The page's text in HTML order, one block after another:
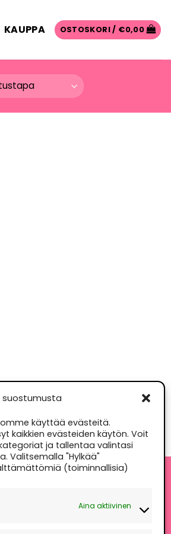
suostumusta
käyttää evästeitä.
kaikkien evästeiden käytön. Voit
ja tallentaa valintasi
Valitsemalla "Hylkää"
(toiminnallisia)
Aina aktiivinen
KAUPPA OSTOSKORI / €0,00